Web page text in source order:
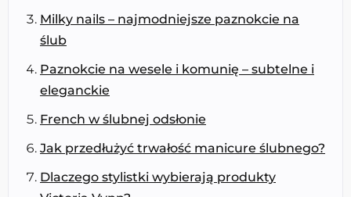
Milky nails – najmodniejsze paznokcie na
ślub
Paznokcie na wesele i komunię – subtelne i
eleganckie
French w ślubnej odsłonie
Jak przedłużyć trwałość manicure ślubnego?
Dlaczego stylistki wybierają produkty